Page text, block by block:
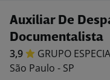
Auxiliar De
Documentalista
3,9 GRUPO
São Paulo - SP